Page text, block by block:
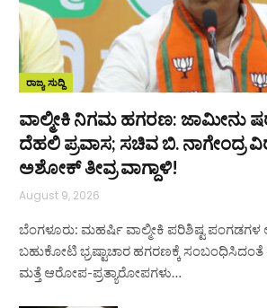
ರಾಜ್ಯ ಸುದ್ದಿ
ವಾಲ್ಮೀಕಿ ನಿಗಮ ಹಗರಣ: ಜಾಮೀನು
ದೆಹಲಿ ಪ್ರವಾಸ; ಸಚಿವ ಬಿ. ನಾಗೇಂದ್ರ
ಅಶೋಕ್ ತೀವ್ರ ವಾಗ್ದಾಳಿ!
August 9, 2026
ಬೆಂಗಳೂರು: ಮಹರ್ಷಿ ವಾಲ್ಮೀಕಿ ಪರಿಶಿಷ್ಟ
ಬಹುಕೋಟಿ ಭ್ರಷ್ಟಾಚಾರ ಹಗರಣಕ್ಕೆ ಸಂಬಂಧಿಸಿದಂತೆ
ಮತ್ತೆ ಆರೋಪ-ಪ್ರತ್ಯಾರೋಪಗಳು…